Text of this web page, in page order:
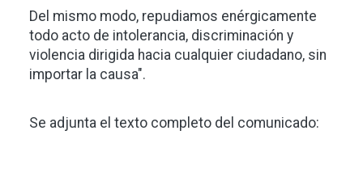
Del mismo modo, repudiamos enérgicamente
todo acto de intolerancia, discriminación y
violencia dirigida hacia cualquier ciudadano, sin
importar la causa".
Se adjunta el texto completo del comunicado: